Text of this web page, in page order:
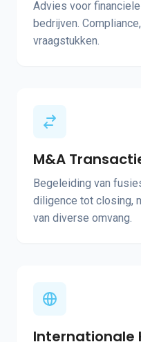
Advies voor
bedrijven.
vraagstukken.
M&A
Begeleiding van
diligence tot closing,
van diverse omvang.
Internationale